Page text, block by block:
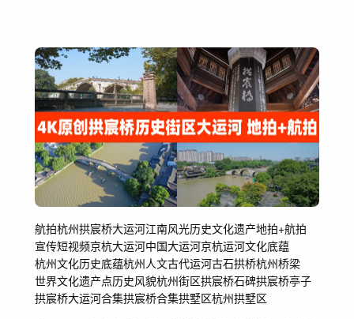
航拍杭州拱宸桥大运河江南风光历史文化遗产地拍+航拍
宣传短视频京杭大运河中国大运河京杭运河文化底蕴
杭州文化历史底蕴杭州人文古代运河古石拱桥杭州桥梁
世界文化遗产点历史风貌杭州街区拱宸桥石碑拱宸桥亭子
拱宸桥大运河合集拱宸桥合集拱墅区杭州拱墅区